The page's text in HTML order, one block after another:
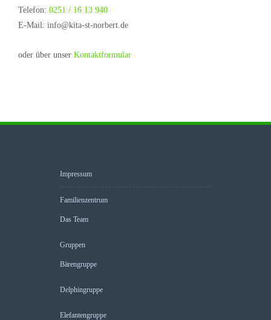
Telefon: 0251 / 16 13 940
E-Mail: info@kita-st-norbert.de
oder über unser Kontaktformular
Impressum
Familienzentrum
Das Team
Gruppen
Bärengruppe
Delphingruppe
Elefantengruppe